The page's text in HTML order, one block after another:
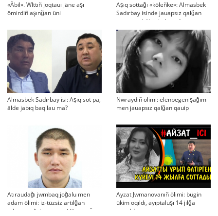
«Äbil». Wlttıñ joqtauı jäne aşı
ömirdiñ aşınğan üni
Aşıq sottağı «köleñke»: Almasbek
Sadırbay isinde jauapsız qalğan
swraqtar köbeyip baradı
Almasbek Sadırbay isi: Aşıq sot pa,
älde jabıq baqılau ma?
Nwraydıñ ölimi: elenbegen şağım
men jauapsız qalğan qauip
Atıraudağı jwmbaq joğalu men
adam ölimi: iz-tüzsiz artılğan
otbası, policiya tergeui jäne qoğam
Ayzat Jwmanovanıñ ölimi: bügin
ükim oqıldı, ayıptaluşı 14 jılğa
sottaldı